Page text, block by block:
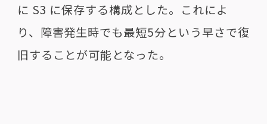
に S3 に保存する構成とした。これによ
り、障害発生時でも最短5分という早さで復
旧することが可能となった。